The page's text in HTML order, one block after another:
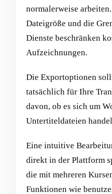
normalerweise
Dateigröße und die
Dienste beschränken
Aufzeichnungen.
Die Exportoptionen
tatsächlich für Ihre
davon, ob es sich um
Untertiteldateien
Eine intuitive
direkt in der Plattform
die mit mehreren
Funktionen wie